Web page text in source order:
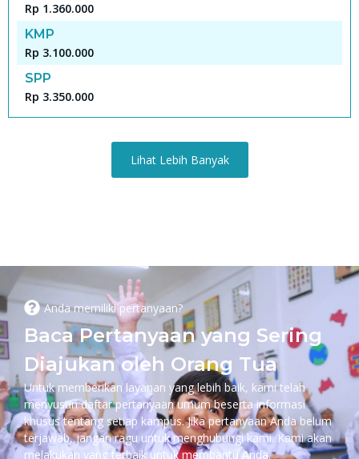
Rp 1.360.000
KMP
Rp 3.100.000
SPP
Rp 3.350.000
Lihat Lebih Banyak
Anda memiliki pertanyaan?
Baca Pertanyaan yang Sering
Diajukan oleh Orang Tua
Untuk memberikan layanan yang lebih baik, kami telah
menyusun daftar pertanyaan umum beserta informasi
khusus tentang setiap kampus. Jika pertanyaan Anda belum
terjawab, jangan ragu untuk menghubungi kami. Kami akan
melakukan yang terbaik untuk membantu Anda.